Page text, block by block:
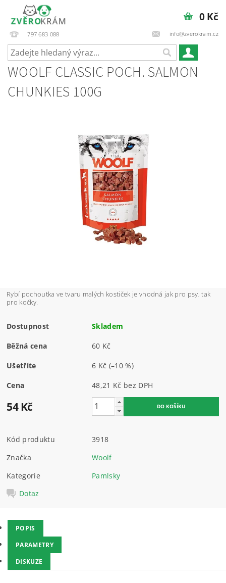
797 683 088 info@zverokram.cz
0 Kč
WOOLF CLASSIC POCH. SALMON
CHUNKIES 100G
Rybí pochoutka ve tvaru malých kostiček je vhodná jak pro psy, tak
pro kočky.
Dostupnost Skladem
Běžná cena 60 Kč
Ušetříte 6 Kč (–10 %)
Cena 48,21 Kč bez DPH
54 Kč
Kód produktu
3918
Značka
Woolf
Kategorie
Pamlsky
Dotaz
POPIS
PARAMETRY
DISKUZE